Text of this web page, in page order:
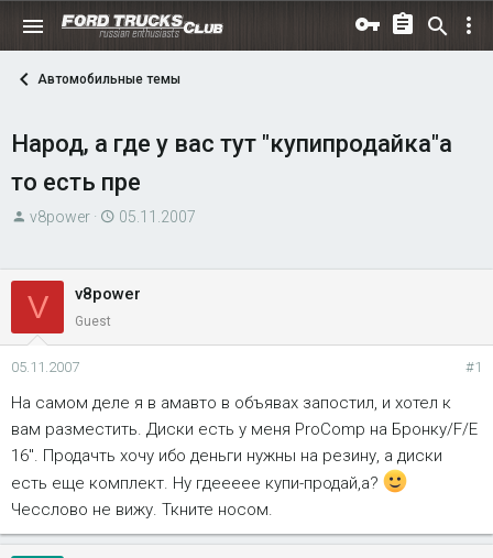
Автомобильные темы
Народ, а где у вас тут "купипродайка"а
то есть пре
А
р
т
е
ы
v8power
Д
а
л
а
05.11.2007
V v8power
Guest
05.11.2007 #1
На самом деле я в амавто в объявах запостил, и хотел к
вам разместить. Диски есть у меня ProComp на Бронку/F/Е
16". Продачть хочу ибо деньги нужны на резину, а диски
есть еще комплект. Ну гдеееее купи-продай,а?
Чесслово не вижу. Ткните носом.